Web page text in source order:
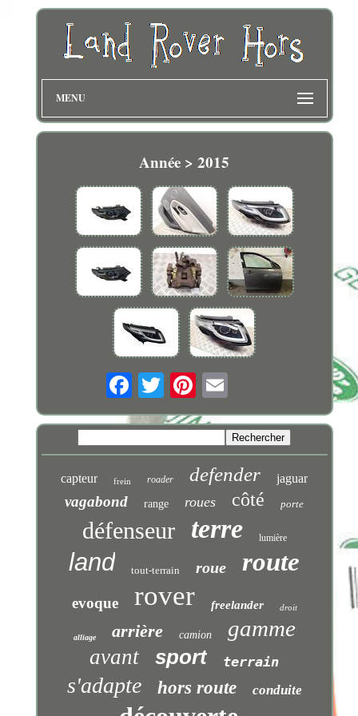
MENU
Année > 2015
capteur frein roader defender jaguar
vagabond range roues côté porte
défenseur terre lumière
land tout-terrain roue route
evoque rover freelander droit
alliage arrière camion gamme
avant sport terrain
s'adapte hors route conduite